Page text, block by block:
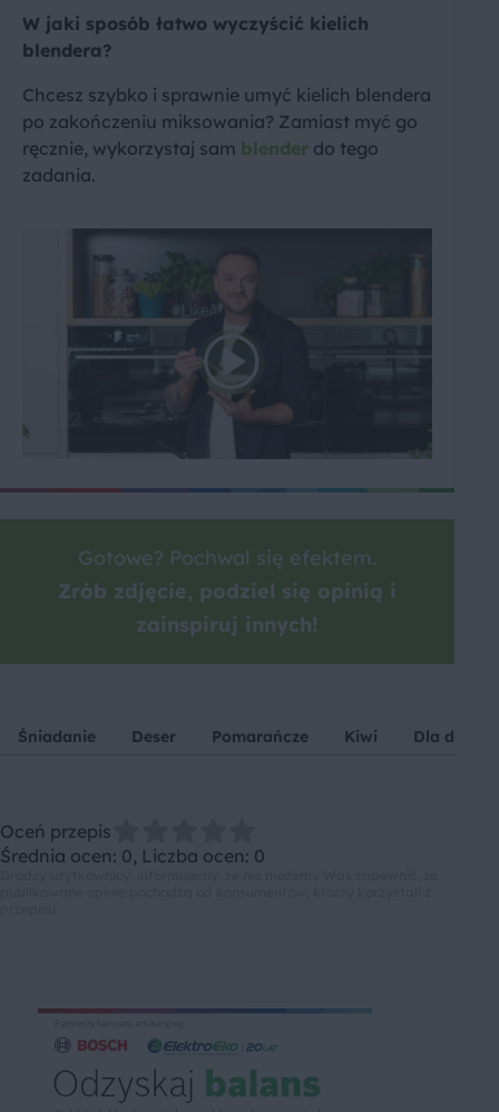
W jaki sposób łatwo wyczyścić kielich
blendera?
Chcesz szybko i sprawnie umyć kielich blendera
po zakończeniu miksowania? Zamiast myć go
ręcznie, wykorzystaj sam blender do tego
zadania.
Gotowe? Pochwal się efektem.
Zrób zdjęcie, podziel się opinią i
zainspiruj innych!
Śniadanie Deser Pomarańcze Kiwi Dla dzieci
Oceń przepis
Średnia ocen: 0, Liczba ocen: 0